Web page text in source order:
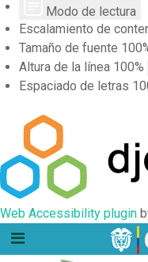
Modo de lectura
Escalamiento de
Tamaño de fuente 100
Altura de la línea 100%
Espaciado de letras
Web Accessibility plugin